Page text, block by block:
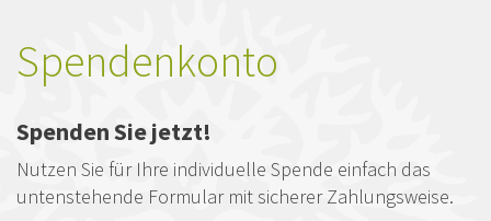
Spendenkonto
Spenden Sie jetzt!
Nutzen Sie für Ihre individuelle Spende einfach das
untenstehende Formular mit sicherer Zahlungsweise.